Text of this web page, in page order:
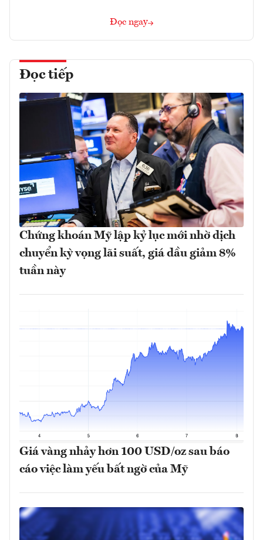
Đọc ngay
Đọc tiếp
Chứng khoán Mỹ lập kỷ lục mới nhờ dịch
chuyển kỳ vọng lãi suất, giá dầu giảm 8%
tuần này
Giá vàng nhảy hơn 100 USD/oz sau báo
cáo việc làm yếu bất ngờ của Mỹ